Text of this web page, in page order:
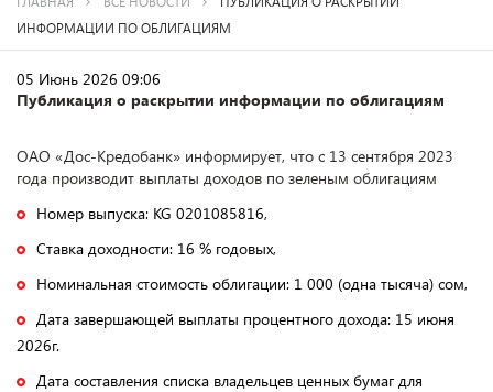
ИНФОРМАЦИИ ПО ОБЛИГАЦИЯМ
05 Июнь 2026 09:06
Публикация о раскрытии информации по облигациям
ОАО «Дос-Кредобанк» информирует, что с 13 сентября 2023
года производит выплаты доходов по зеленым облигациям
Номер выпуска: KG 0201085816,
Ставка доходности: 16 % годовых,
Номинальная стоимость облигации: 1 000 (одна тысяча) сом,
Дата завершающей выплаты процентного дохода: 15 июня
2026г.
Дата составления списка владельцев ценных бумаг для